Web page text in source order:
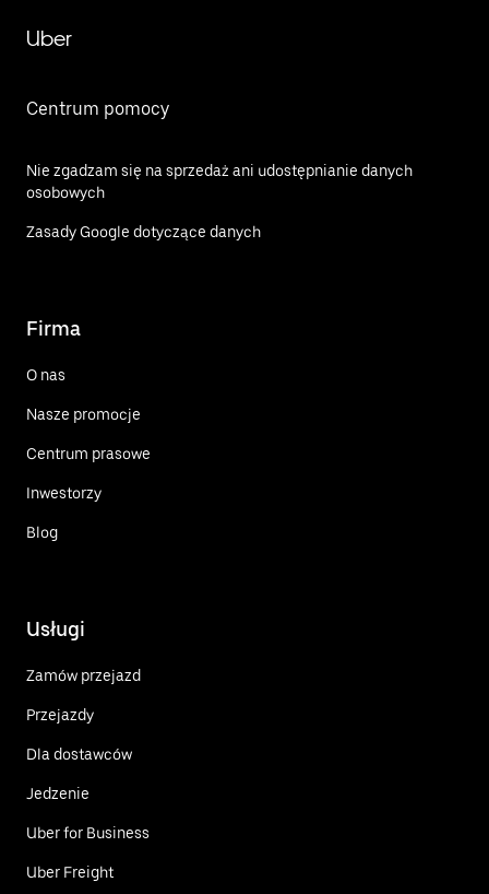
Uber
Centrum pomocy
Nie zgadzam się na sprzedaż ani udostępnianie danych
osobowych
Zasady Google dotyczące danych
Firma
O nas
Nasze promocje
Centrum prasowe
Inwestorzy
Blog
Usługi
Zamów przejazd
Przejazdy
Dla dostawców
Jedzenie
Uber for Business
Uber Freight